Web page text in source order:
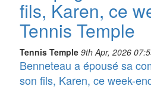
fils, Karen, ce
Tennis Temple
Tennis Temple 9th Apr, 2026
Benneteau a épousé sa
son fils, Karen, ce week-